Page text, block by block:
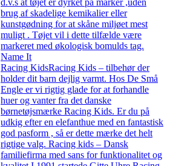
brug af skadelige kemikalier eller
kunstgødning for at skåne miljøet mest
muligt . Tøjet vil i dette tilfælde være
markeret med økologisk bomulds tag.
Name It
Racing KidsRacing Kids – tilbehør der
holder dit barn dejlig varmt. Hos De Små
Engle er vi rigtig glade for at forhandle
huer og vanter fra det danske
børnetøjsmærke Racing Kids. Er du på
udkig efter en elefanthue med en fantastisk
god pasform , så er dette mærke det helt
rigtige valg. Racing kids – Dansk
familiefirma med sans for funktionalitet og